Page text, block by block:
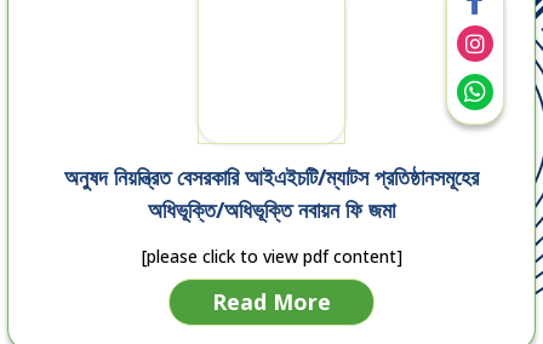
অনুষদ নিয়ন্ত্রিত বেসরকারি আইএইচটি/ম্যাটস প্রতিষ্ঠানসমূহের
অধিভূক্তি/অধিভূক্তি নবায়ন ফি জমা
[please click to view pdf content]
Read More